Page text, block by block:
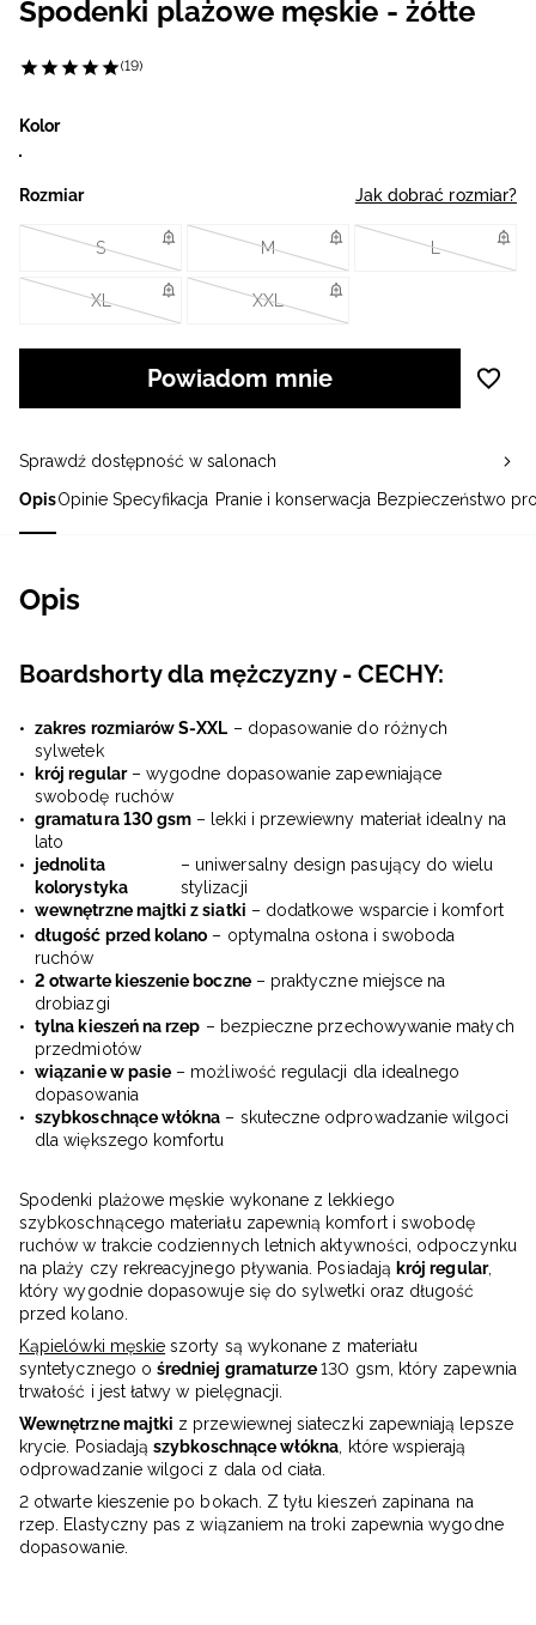
OpisOpinie Specyfikacja Pranie i konserwacja Bezpieczeństwo
Opis
Boardshorty dla mężczyzny - CECHY:
zakres rozmiarów S-XXL – dopasowanie do różnych
sylwetek
krój regular– wygodne dopasowanie zapewniające
swobodę ruchów
gramatura 130 gsm – lekki i przewiewny materiał idealny na
lato
jednolita
kolorystyka
– uniwersalny design pasujący do wielu
stylizacji
wewnętrzne majtki z siatki – dodatkowe wsparcie i komfort
długość przed kolano – optymalna osłona i swoboda
ruchów
2 otwarte kieszenie boczne– praktyczne miejsce na
drobiazgi
tylna kieszeń na rzep – bezpieczne przechowywanie małych
przedmiotów
wiązanie w pasie – możliwość regulacji dla idealnego
dopasowania
szybkoschnące włókna – skuteczne odprowadzanie wilgoci
dla większego komfortu
Spodenki plażowe męskie wykonane z lekkiego
szybkoschnącego materiału zapewnią komfort i swobodę
ruchów w trakcie codziennych letnich aktywności, odpoczynku
na plaży czy rekreacyjnego pływania. Posiadają krój regular,
który wygodnie dopasowuje się do sylwetki oraz długość
przed kolano.
Kąpielówki męskie szorty są wykonane z materiału
syntetycznego ośredniej gramaturze130 gsm, który zapewnia
trwałość i jest łatwy w pielęgnacji.
Wewnętrzne majtki z przewiewnej siateczki zapewniają lepsze
krycie. Posiadająszybkoschnące włókna, które wspierają
odprowadzanie wilgoci z dala od ciała.
2 otwarte kieszenie po bokach. Z tyłu kieszeń zapinana na
rzep. Elastyczny pas z wiązaniem na troki zapewnia wygodne
dopasowanie.
Spodenki plażowe męskie - żółte
(19)
Kolor
Rozmiar Jak dobrać rozmiar?
S M L
XL XXL
Powiadom mnie
Sprawdź dostępność w salonach